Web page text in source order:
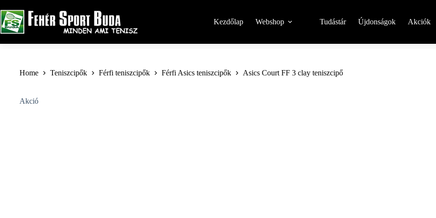
to
content
Kezdőlap Webshop Tudástár Újdonságok Akciók
Home Teniszcipők Férfi teniszcipők Férfi Asics teniszcipők Asics Court FF 3 clay teniszcipő
Akció